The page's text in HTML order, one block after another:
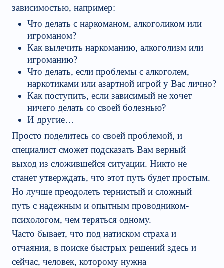
зависимостью, например:
Что делать с наркоманом, алкоголиком или
игроманом?
Как вылечить наркоманию, алкоголизм или
игроманию?
Что делать, если проблемы с алкоголем,
наркотиками или азартной игрой у Вас лично?
Как поступить, если зависимый не хочет
ничего делать со своей болезнью?
И другие…
Просто поделитесь со своей проблемой, и
специалист сможет подсказать Вам верный
выход из сложившейся ситуации. Никто не
станет утверждать, что этот путь будет простым.
Но лучше преодолеть тернистый и сложный
путь с надежным и опытным проводником-
психологом, чем теряться одному.
Часто бывает, что под натиском страха и
отчаяния, в поиске быстрых решений здесь и
сейчас, человек, которому нужна